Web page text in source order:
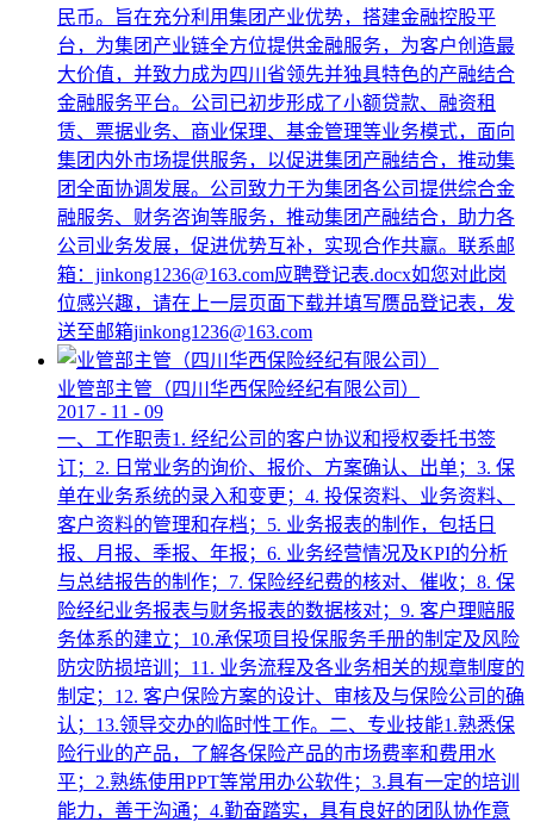
民币。旨在充分利用集团产业优势，搭建金融控股平
台，为集团产业链全方位提供金融服务，为客户创造最
大价值，并致力成为四川省领先并独具特色的产融结合
金融服务平台。公司已初步形成了小额贷款、融资租
赁、票据业务、商业保理、基金管理等业务模式，面向
集团内外市场提供服务，以促进集团产融结合，推动集
团全面协调发展。公司致力于为集团各公司提供综合金
融服务、财务咨询等服务，推动集团产融结合，助力各
公司业务发展，促进优势互补，实现合作共赢。联系邮
箱：jinkong1236@163.com应聘登记表.docx如您对此岗
位感兴趣，请在上一层页面下载并填写赝品登记表，发
送至邮箱jinkong1236@163.com
业管部主管（四川华西保险经纪有限公司）
2017 - 11 - 09
一、工作职责1. 经纪公司的客户协议和授权委托书签
订；2. 日常业务的询价、报价、方案确认、出单；3. 保
单在业务系统的录入和变更；4. 投保资料、业务资料、
客户资料的管理和存档；5. 业务报表的制作，包括日
报、月报、季报、年报；6. 业务经营情况及KPI的分析
与总结报告的制作；7. 保险经纪费的核对、催收；8. 保
险经纪业务报表与财务报表的数据核对；9. 客户理赔服
务体系的建立；10.承保项目投保服务手册的制定及风险
防灾防损培训；11. 业务流程及各业务相关的规章制度的
制定；12. 客户保险方案的设计、审核及与保险公司的确
认；13.领导交办的临时性工作。二、专业技能1.熟悉保
险行业的产品，了解各保险产品的市场费率和费用水
平；2.熟练使用PPT等常用办公软件；3.具有一定的培训
能力，善于沟通；4.勤奋踏实，具有良好的团队协作意